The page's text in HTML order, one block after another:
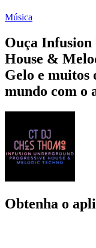
Música
Ouça
House &
Gelo e muitos
mundo com o
Obtenha o